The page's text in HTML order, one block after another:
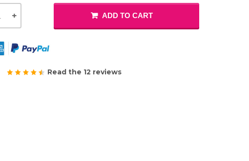
ADD TO CART
Read the 12 reviews